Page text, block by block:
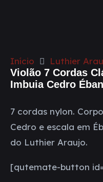
Início Luthier
Violão 7 Cordas
Imbuia Cedro
7 cordas nylon.
Cedro e escala em
do Luthier Araujo.
[qutemate-button